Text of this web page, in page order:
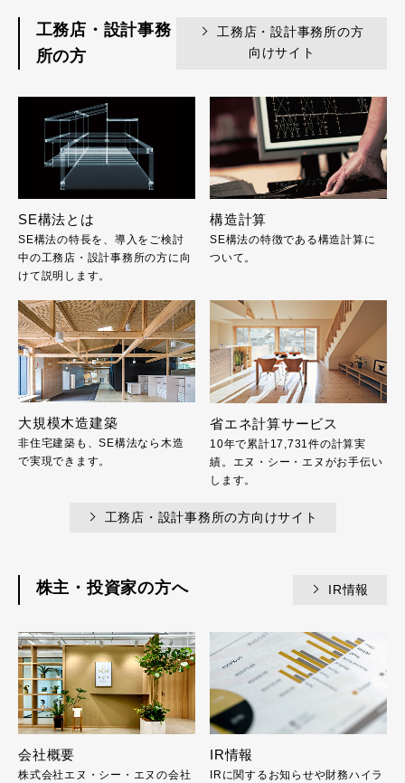
工務店・設計事務
所の方
工務店・設計事務所の方
向けサイト
SE構法とは
SE構法の特長を、導入をご検討
中の工務店・設計事務所の方に向
けて説明します。
構造計算
SE構法の特徴である構造計算に
ついて。
大規模木造建築
非住宅建築も、SE構法なら木造
で実現できます。
省エネ計算サービス
10年で累計17,731件の計算実
績。エヌ・シー・エヌがお手伝い
します。
工務店・設計事務所の方向けサイト
株主・投資家の方へ IR情報
会社概要
株式会社エヌ・シー・エヌの会社
IR情報
IRに関するお知らせや財務ハイラ